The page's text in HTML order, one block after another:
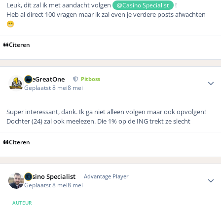
Leuk, dit zal ik met aandacht volgen @Casino Specialist
!
Heb al direct 100 vragen maar ik zal even je verdere posts afwachten
😁
Citeren
TheGreatOne Pitboss
Geplaatst8 mei8 mei
Super interessant, dank. Ik ga niet alleen volgen maar ook opvolgen!
Dochter (24) zal ook meelezen. Die 1% op de ING trekt ze slecht
Citeren
Casino Specialist Advantage Player
Geplaatst8 mei8 mei
AUTEUR